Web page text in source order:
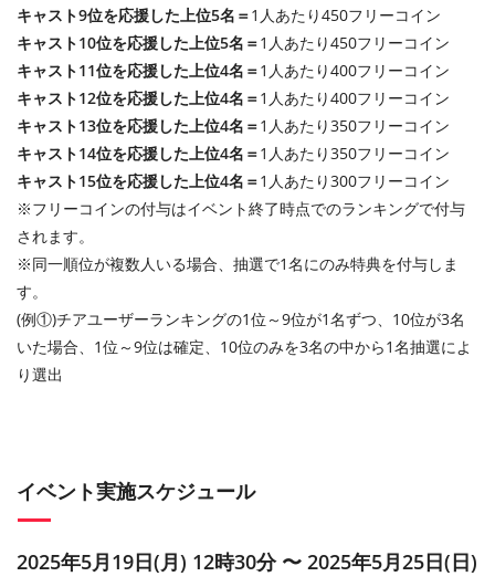
キャスト9位を応援した上位5名＝1人あたり450フリーコイン
キャスト10位を応援した上位5名＝1人あたり450フリーコイン
キャスト11位を応援した上位4名＝1人あたり400フリーコイン
キャスト12位を応援した上位4名＝1人あたり400フリーコイン
キャスト13位を応援した上位4名＝1人あたり350フリーコイン
キャスト14位を応援した上位4名＝1人あたり350フリーコイン
キャスト15位を応援した上位4名＝1人あたり300フリーコイン
※フリーコインの付与はイベント終了時点でのランキングで付与
されます。
※同一順位が複数人いる場合、抽選で1名にのみ特典を付与しま
す。
(例①)チアユーザーランキングの1位～9位が1名ずつ、10位が3名
いた場合、1位～9位は確定、10位のみを3名の中から1名抽選によ
り選出
イベント実施スケジュール
2025年5月19日(月) 12時30分 〜 2025年5月25日(日)